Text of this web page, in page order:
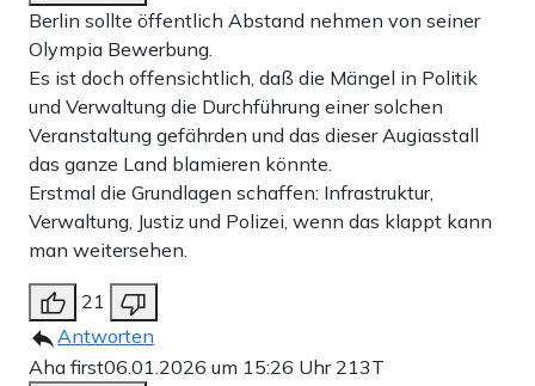
Berlin sollte öffentlich Abstand nehmen von seiner
Olympia Bewerbung.
Es ist doch offensichtlich, daß die Mängel in Politik
und Verwaltung die Durchführung einer solchen
Veranstaltung gefährden und das dieser Augiasstall
das ganze Land blamieren könnte.
Erstmal die Grundlagen schaffen: Infrastruktur,
Verwaltung, Justiz und Polizei, wenn das klappt kann
man weitersehen.
21
Antworten
Aha first06.01.2026 um 15:26 Uhr 213T